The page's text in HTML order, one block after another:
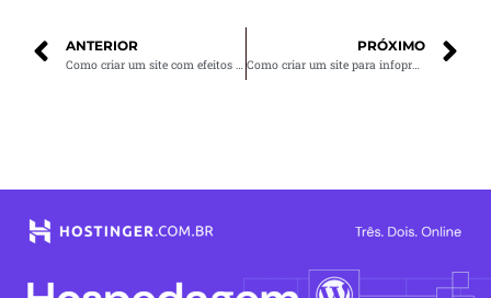
ANTERIOR PRÓXIMO
Como criar um site para infoprodutores e vender mais cursos online